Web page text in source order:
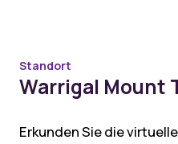
Standort
Warrigal Mount
Erkunden Sie die